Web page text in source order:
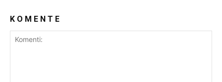
K O M E N T E